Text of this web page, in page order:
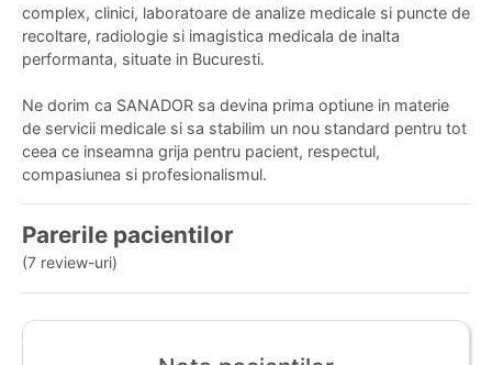
complex, clinici, laboratoare de analize medicale si puncte de
recoltare, radiologie si imagistica medicala de inalta
performanta, situate in Bucuresti.
Ne dorim ca SANADOR sa devina prima optiune in materie
de servicii medicale si sa stabilim un nou standard pentru tot
ceea ce inseamna grija pentru pacient, respectul,
compasiunea si profesionalismul.
Parerile pacientilor
(7 review-uri)